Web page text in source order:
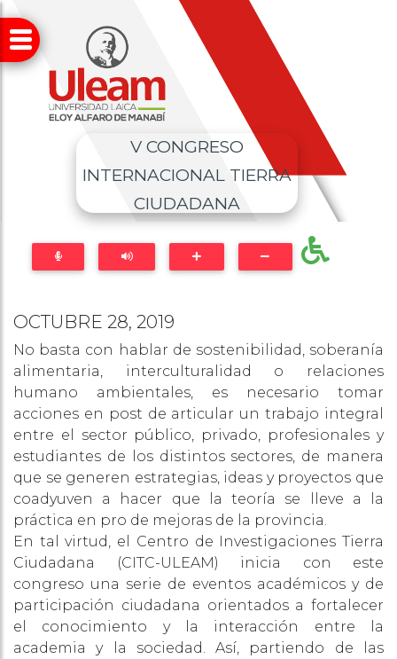
V CONGRESO
INTERNACIONAL TIERRA
CIUDADANA
OCTUBRE 28, 2019
No basta con hablar de sostenibilidad, soberanía
alimentaria, interculturalidad o relaciones
humano ambientales, es necesario tomar
acciones en post de articular un trabajo integral
entre el sector público, privado, profesionales y
estudiantes de los distintos sectores, de manera
que se generen estrategias, ideas y proyectos que
coadyuven a hacer que la teoría se lleve a la
práctica en pro de mejoras de la provincia.
En tal virtud, el Centro de Investigaciones Tierra
Ciudadana (CITC-ULEAM) inicia con este
congreso una serie de eventos académicos y de
participación ciudadana orientados a fortalecer
el conocimiento y la interacción entre la
academia y la sociedad. Así, partiendo de las